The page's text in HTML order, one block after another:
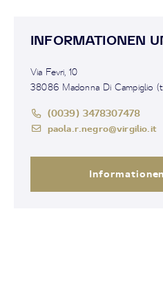
INFORMATIONEN
Via Fevri, 10
38086 Madonna Di Campiglio
(0039) 3478307478
paola.r.negro@virgilio.it